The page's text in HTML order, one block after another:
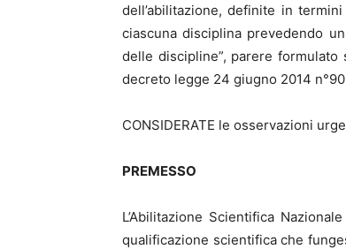
dell’abilitazione, definite in
ciascuna disciplina prevedendo
delle discipline”, parere
decreto legge 24 giugno 2014
CONSIDERATE le osservazioni
PREMESSO
L’Abilitazione Scientifica
qualificazione scientifica che